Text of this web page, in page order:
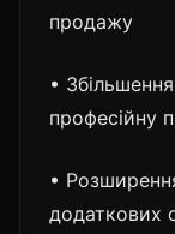
продажу
•
професійну
•
додаткових